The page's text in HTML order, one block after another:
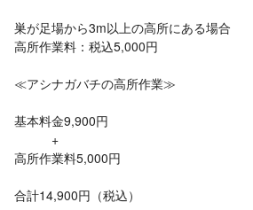
巣が足場から3m以上の高所にある場合
高所作業料：税込5,000円
≪アシナガバチの高所作業≫
基本料金9,900円
+
高所作業料5,000円
合計14,900円（税込）